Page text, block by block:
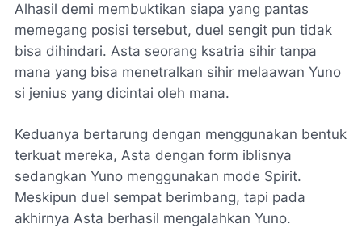
Alhasil demi membuktikan siapa yang pantas
memegang posisi tersebut, duel sengit pun tidak
bisa dihindari. Asta seorang ksatria sihir tanpa
mana yang bisa menetralkan sihir melaawan Yuno
si jenius yang dicintai oleh mana.
Keduanya bertarung dengan menggunakan bentuk
terkuat mereka, Asta dengan form iblisnya
sedangkan Yuno menggunakan mode Spirit.
Meskipun duel sempat berimbang, tapi pada
akhirnya Asta berhasil mengalahkan Yuno.